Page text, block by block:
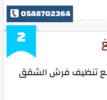
0548702364
2
تنظيف فرش الشقق